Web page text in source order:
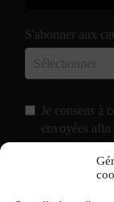
S'abonner aux
Je consens à
envoyées afin
J'accepte de